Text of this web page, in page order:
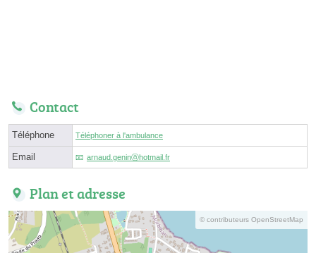
Contact
Téléphone Téléphoner à l'ambulance
Email arnaud.geninⓐhotmail.fr
Plan et adresse
© contributeurs OpenStreetMap